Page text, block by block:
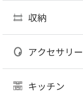
収納
アクセサリー
キッチン